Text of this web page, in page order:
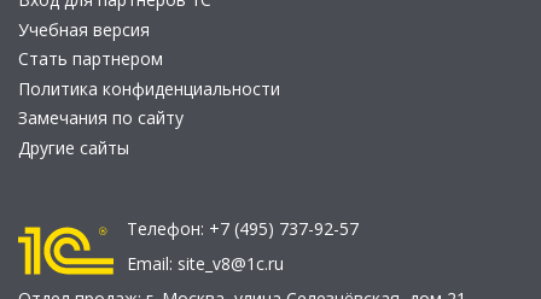
Учебная версия
Стать партнером
Политика конфиденциальности
Замечания по сайту
Другие сайты
Телефон: +7 (495) 737-92-57
Email: site_v8@1c.ru